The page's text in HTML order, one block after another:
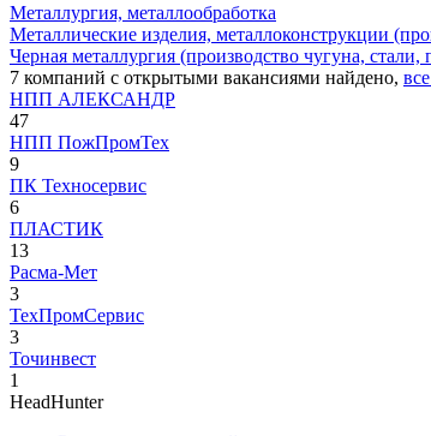
Металлургия, металлообработка
Металлические изделия, металлоконструкции
Черная металлургия (производство чугуна, стали,
7 компаний с открытыми вакансиями найдено,
НПП АЛЕКСАНДР
47
НПП ПожПромТех
9
ПК Техносервис
6
ПЛАСТИК
13
Расма-Мет
3
ТехПромСервис
3
Точинвест
1
HeadHunter